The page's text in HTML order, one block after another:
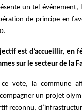
un tel événement,
de principe en
est d’accueillir,
sur le secteur de la
ce vote, la commune
un projet
reconnu,